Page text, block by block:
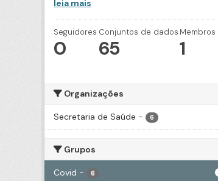
leia mais
Seguidores
0
Conjuntos de dados
65
Membros
1
Organizações
Secretaria de Saúde - 6
Grupos
Covid - 6